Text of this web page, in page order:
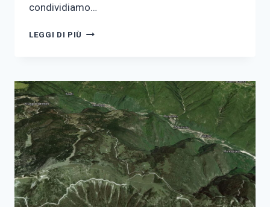
condividiamo…
LEGGI DI PIÙ CAMMINIAMO